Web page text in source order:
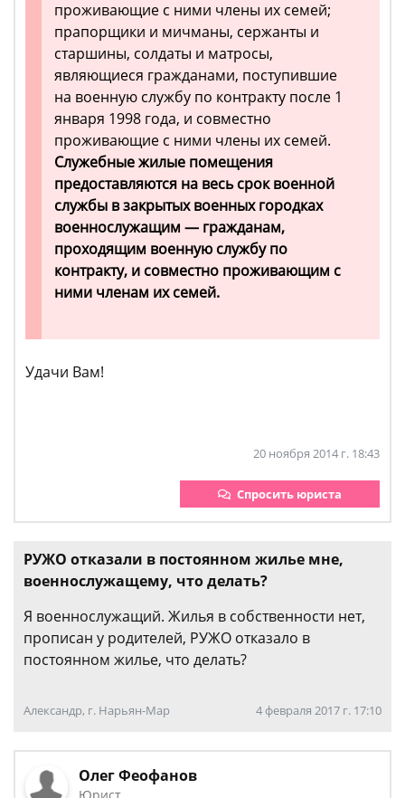
проживающие с ними члены их семей;
прапорщики и мичманы, сержанты и
старшины, солдаты и матросы,
являющиеся гражданами, поступившие
на военную службу по контракту после 1
января 1998 года, и совместно
проживающие с ними члены их семей.
Служебные жилые помещения
предоставляются на весь срок военной
службы в закрытых военных городках
военнослужащим — гражданам,
проходящим военную службу по
контракту, и совместно проживающим с
ними членам их семей.
Удачи Вам!
20 ноября 2014 г. 18:43
Спросить юриста
РУЖО отказали в постоянном жилье мне,
военнослужащему, что делать?
Я военнослужащий. Жилья в собственности нет,
прописан у родителей, РУЖО отказало в
постоянном жилье, что делать?
Александр, г. Нарьян-Мар 4 февраля 2017 г. 17:10
Олег Феофанов